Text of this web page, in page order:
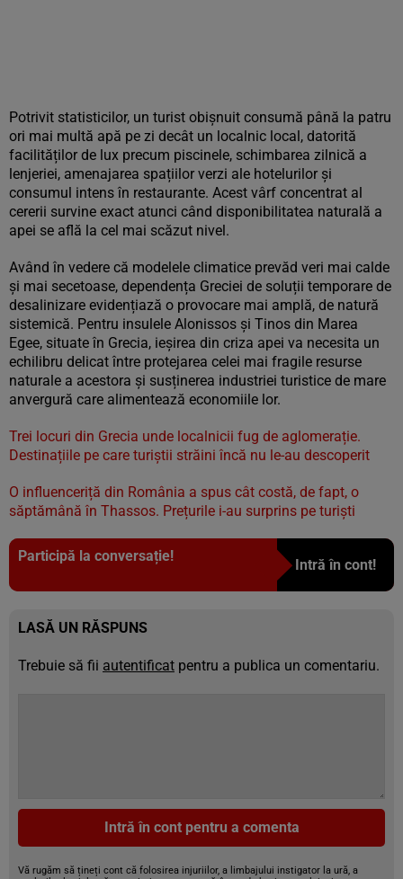
Potrivit statisticilor, un turist obișnuit consumă până la patru
ori mai multă apă pe zi decât un localnic local, datorită
facilităților de lux precum piscinele, schimbarea zilnică a
lenjeriei, amenajarea spațiilor verzi ale hotelurilor și
consumul intens în restaurante. Acest vârf concentrat al
cererii survine exact atunci când disponibilitatea naturală a
apei se află la cel mai scăzut nivel.
Având în vedere că modelele climatice prevăd veri mai calde
și mai secetoase, dependența Greciei de soluții temporare de
desalinizare evidențiază o provocare mai amplă, de natură
sistemică. Pentru insulele Alonissos și Tinos din Marea
Egee, situate în Grecia, ieșirea din criza apei va necesita un
echilibru delicat între protejarea celei mai fragile resurse
naturale a acestora și susținerea industriei turistice de mare
anvergură care alimentează economiile lor.
Trei locuri din Grecia unde localnicii fug de aglomerație.
Destinațiile pe care turiștii străini încă nu le-au descoperit
O influenceriță din România a spus cât costă, de fapt, o
săptămână în Thassos. Prețurile i-au surprins pe turiști
Participă la conversație!
Intră în cont!
LASĂ UN RĂSPUNS
Trebuie să fii autentificat pentru a publica un comentariu.
Intră în cont pentru a comenta
Vă rugăm să țineți cont că folosirea injuriilor, a limbajului instigator la ură, a